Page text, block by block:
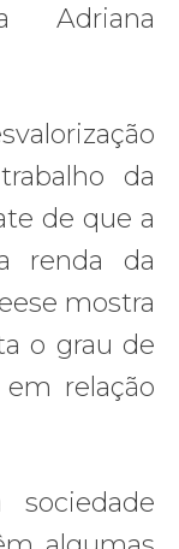
Adriana
da
de que a
renda da
mostra
o grau de
relação
sociedade